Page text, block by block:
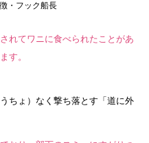
・フック船長
れてワニに食べられたことがあ
す。
ちょ）なく撃ち落とす「道に外